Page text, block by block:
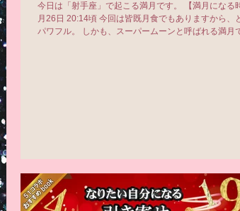
今日は「射手座」で起こる満月です。 【満月になる
月26日 20:14頃 今回は皆既月食でもありますから、とても
パワフル。 しかも、スーパームーンと呼ばれる満月